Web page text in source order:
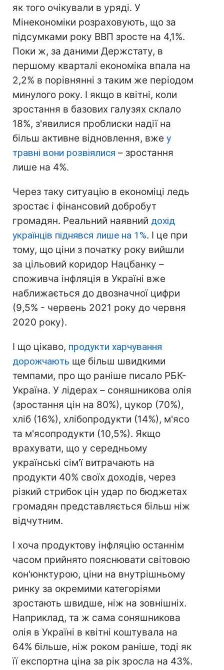
як того очікували в уряді. У
Мінекономіки розраховують, що за
підсумками року ВВП зросте на 4,1%.
Поки ж, за даними Держстату, в
першому кварталі економіка впала на
2,2% в порівнянні з таким же періодом
минулого року. І якщо в квітні, коли
зростання в базових галузях склало
18%, з'явилися проблиски надії на
більш активне відновлення, вже у
травні вони розвіялися – зростання
лише на 4%.
Через таку ситуацію в економіці ледь
зростає і фінансовий добробут
громадян. Реальний наявний дохід
українців піднявся лише на 1%. І це при
тому, що ціни з початку року вийшли
за цільовий коридор Нацбанку –
споживча інфляція в Україні вже
наближається до двозначної цифри
(9,5% - червень 2021 року до червня
2020 року).
І що цікаво, продукти харчування
дорожчають ще більш швидкими
темпами, про що раніше писало РБК-
Україна. У лідерах – соняшникова олія
(зростання цін на 80%), цукор (70%),
хліб (16%), хлібопродукти (14%), м'ясо
та м'ясопродукти (10,5%). Якщо
врахувати, що у середньому
українські сім'ї витрачають на
продукти 40% своїх доходів, через
різкий стрибок цін удар по бюджетах
громадян представляється більш ніж
відчутним.
І хоча продуктову інфляцію останнім
часом прийнято пояснювати світовою
кон'юнктурою, ціни на внутрішньому
ринку за окремими категоріями
зростають швидше, ніж на зовнішніх.
Наприклад, та ж сама соняшникова
олія в Україні в квітні коштувала на
64% більше, ніж роком раніше, тоді як
її експортна ціна за рік зросла на 43%.